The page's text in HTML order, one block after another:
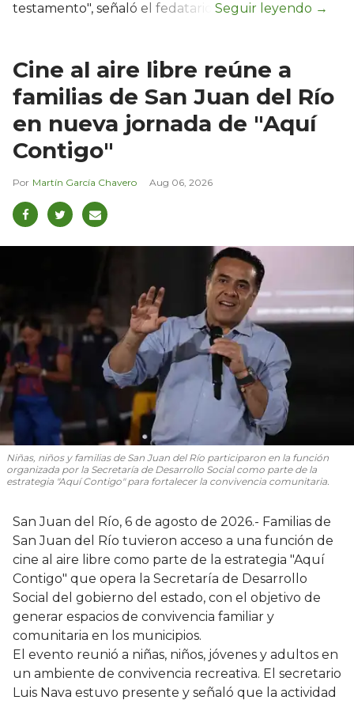
testamento", señaló el fedatario.
Cine al aire libre reúne a
familias de San Juan del Río
en nueva jornada de "Aquí
Contigo"
Martín García Chavero Aug 06, 2026
Niñas, niños y familias de San Juan del Río participaron en la función
organizada por la Secretaría de Desarrollo Social como parte de la
estrategia "Aquí Contigo" para fortalecer la convivencia comunitaria.
San Juan del Río, 6 de agosto de 2026.- Familias de
San Juan del Río tuvieron acceso a una función de
cine al aire libre como parte de la estrategia "Aquí
Contigo" que opera la Secretaría de Desarrollo
Social del gobierno del estado, con el objetivo de
generar espacios de convivencia familiar y
comunitaria en los municipios.
El evento reunió a niñas, niños, jóvenes y adultos en
un ambiente de convivencia recreativa. El secretario
Luis Nava estuvo presente y señaló que la actividad